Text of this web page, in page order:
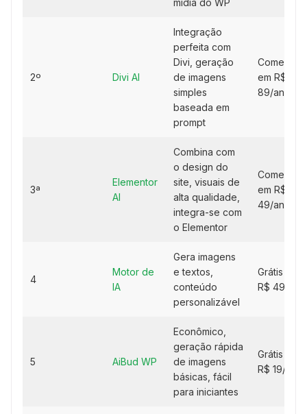
2º Divi AI
Integração
perfeita com
Divi, geração
de imagens
simples
baseada em
prompt
Começa
em R$
89/ano
3ª
Elementor
AI
Combina com
o design do
site, visuais de
alta qualidade,
integra-se com
o Elementor
Começa
em R$
49/ano
4
Motor de
IA
Gera imagens
e textos,
conteúdo
personalizável
Grátis ou
R$ 49/ano
5 AiBud WP
Econômico,
geração rápida
de imagens
básicas, fácil
para iniciantes
Grátis ou
R$ 19/mês